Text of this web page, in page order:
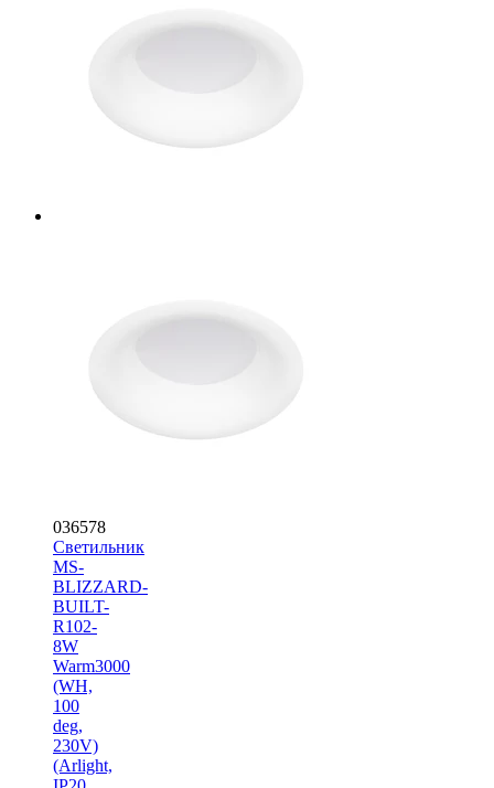
036578
Светильник
MS-
BLIZZARD-
BUILT-
R102-
8W
Warm3000
(WH,
100
deg,
230V)
(Arlight,